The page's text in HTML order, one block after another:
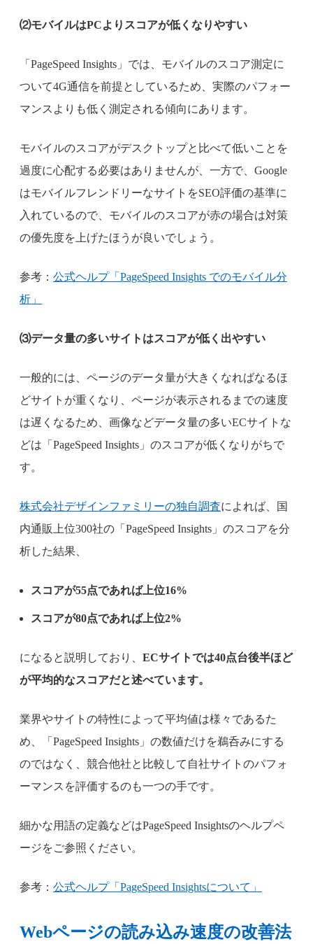
⑵モバイルはPCよりスコアが低くなりやすい
「PageSpeed Insights」では、モバイルのスコア測定に
ついて4G通信を前提としているため、実際のパフォー
マンスよりも低く測定される傾向にあります。
モバイルのスコアがデスクトップと比べて低いことを
過度に心配する必要はありませんが、一方で、Google
はモバイルフレンドリーなサイトをSEO評価の基準に
入れているので、モバイルのスコアが赤の場合は対策
の優先度を上げたほうが良いでしょう。
参考： 公式ヘルプ「PageSpeed Insights でのモバイル分
析」
⑶データ量の多いサイトはスコアが低く出やすい
一般的には、ページのデータ量が大きくなればなるほ
どサイトが重くなり、ページが表示されるまでの速度
は遅くなるため、画像などデータ量の多いECサイトな
どは「PageSpeed Insights」のスコアが低くなりがちで
す。
株式会社デザインファミリーの独自調査によれば、国
内通販上位300社の「PageSpeed Insights」のスコアを分
析した結果、
スコアが55点であれば上位16%
スコアが80点であれば上位2%
になると説明しており、 ECサイトでは40点台後半ほど
が平均的なスコアだと述べています。
業界やサイトの特性によって平均値は様々であるた
め、「PageSpeed Insights」の数値だけを鵜呑みにする
のではなく、競合他社と比較して自社サイトのパフォ
ーマンスを評価するのも一つの手です。
細かな用語の定義などはPageSpeed Insightsのヘルプペ
ージをご参照ください。
参考： 公式ヘルプ「PageSpeed Insightsについて」
Webページの読み込み速度の改善法